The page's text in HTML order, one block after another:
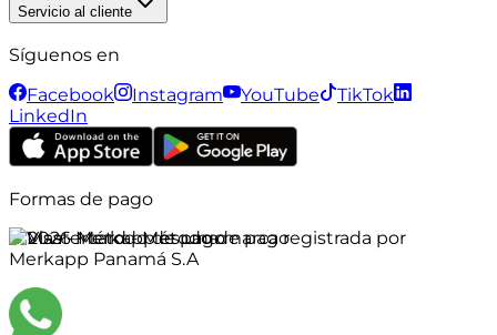
Servicio al cliente
Síguenos en
Facebook
Instagram YouTube
TikTok
LinkedIn
Formas de pago
©2026Merkapp es una marca registrada por
Merkapp Panamá S.A